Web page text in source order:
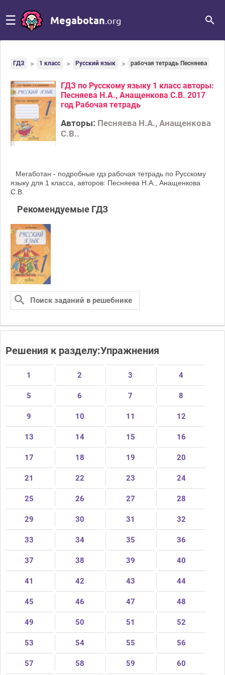
☰ Megabotan .org
ГДЗ 1 класс Русский язык рабочая тетрадь Песняева
ГДЗ по Русскому языку 1 класс авторы:
Песняева Н.А., Анащенкова С.В. 2017
год Рабочая тетрадь
Авторы: Песняева Н.А., Анащенкова
С.В..
Мегаботан - подробные гдз рабочая тетрадь по Русскому
языку для 1 класса, авторов: Песняева Н.А., Анащенкова
С.В.
Рекомендуемые ГДЗ
Решения к разделу:Упражнения
1 2 3 4
5 6 7 8
9 10 11 12
13 14 15 16
17 18 19 20
21 22 23 24
25 26 27 28
29 30 31 32
33 34 35 36
37 38 39 40
41 42 43 44
45 46 47 48
49 50 51 52
53 54 55 56
57 58 59 60